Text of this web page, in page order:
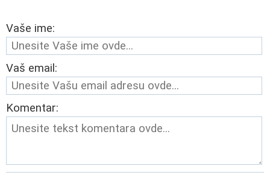
Vaše ime:
Vaš email:
Komentar: